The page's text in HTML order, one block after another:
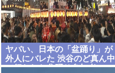
ヤバい、日本の「盆踊り」が
外人にバレた 渋谷のど真ん中
で行われた盆踊り参加者